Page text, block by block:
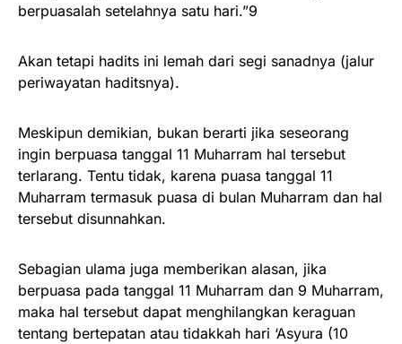
berpuasalah setelahnya satu hari.”9
Akan tetapi hadits ini lemah dari segi sanadnya (jalur
periwayatan haditsnya).
Meskipun demikian, bukan berarti jika seseorang
ingin berpuasa tanggal 11 Muharram hal tersebut
terlarang. Tentu tidak, karena puasa tanggal 11
Muharram termasuk puasa di bulan Muharram dan hal
tersebut disunnahkan.
Sebagian ulama juga memberikan alasan, jika
berpuasa pada tanggal 11 Muharram dan 9 Muharram,
maka hal tersebut dapat menghilangkan keraguan
tentang bertepatan atau tidakkah hari ‘Asyura (10